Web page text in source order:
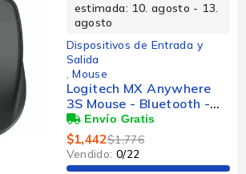
estimada: 10. agosto - 13.
agosto
Dispositivos de Entrada y
Salida
,Mouse
Logitech MX Anywhere
3S Mouse - Bluetooth -
USB - Darkfield - Grafito
- Inalámbrico -
Recargable - 8000 dpi -
Rueda de
$1,776
$1,442
Vendido: 0/22